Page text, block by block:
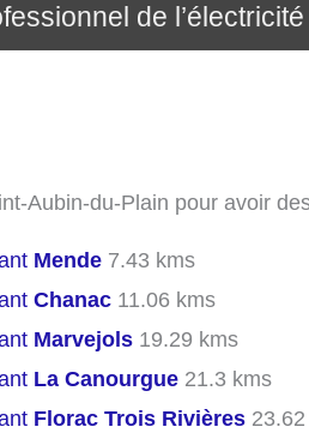
de
Aubin-du-Plain pour avoir
Mende 7.43 kms
Chanac 11.06 kms
Marvejols 19.29 kms
La Canourgue 21.3 kms
Florac Trois Rivières